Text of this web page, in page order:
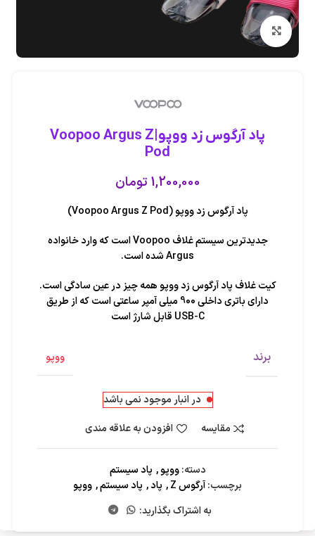
بزرگنمایی تصویر
پاد آرگوس زد ووپو|Voopoo Argus Z
Pod
1,200,000 تومان
پاد آرگوس زد ووپو (Voopoo Argus Z Pod)
جدیدترین سیستم غلاف Voopoo است که وارد خانواده
Argus شده است.
کیت غلاف پاد آرگوس زد ووپو همه چیز در عین سادگی است.
دارای باتری داخلی 900 میلی آمپر ساعتی است که از طریق
USB-C قابل شارژ است
برند ووپو
در انبار موجود نمی باشد
مقایسه
افزودن به علاقه مندی
دسته: ووپو, پاد سیستم
برچسب:آرگوس Z , پاد, پاد سیستم, ووپو
به اشتراک بگذارید: